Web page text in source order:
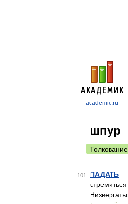
academic.ru
шпур
Толкование
101 ПАДАТЬ —